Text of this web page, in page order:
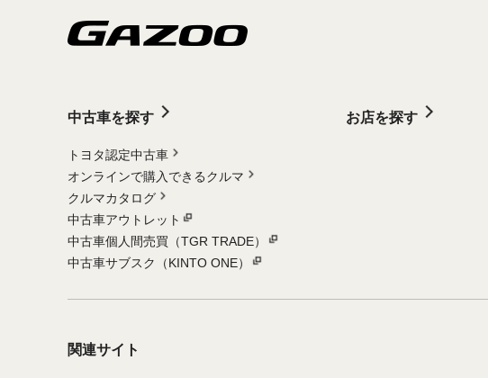
中古車を探す
トヨタ認定中古車
オンラインで購入できるクルマ
クルマカタログ
中古車アウトレット
中古車個人間売買（TGR TRADE）
中古車サブスク（KINTO ONE）
お店を探す
関連サイト